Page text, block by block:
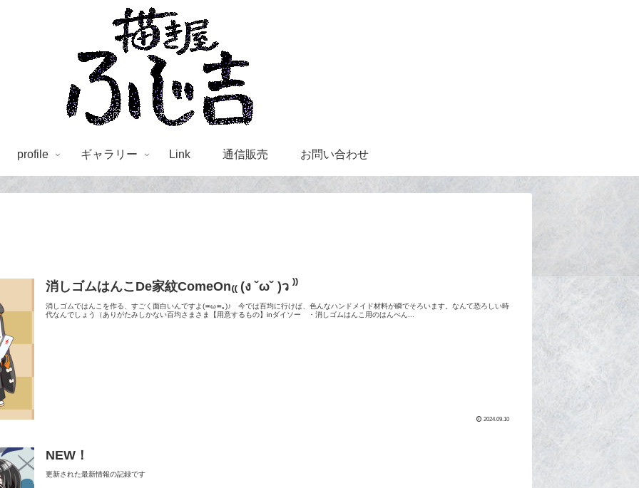
profile ギャラリー Link 通信販売 お問い合わせ
消しゴムはんこDe家紋ComeOn₍₍ (ง ˘ω˘ )ว ⁾⁾
消しゴムではんこを作る、すごく面白いんですよ(≖ω≖｡)♪ 今では百均に行けば、色んなハンドメイド材料が瞬でそろいます。なんて恐ろしい時
代なんでしょう（ありがたみしかない百均さまさま【用意するもの】inダイソー ・消しゴムはんこ用のはんぺん...
2024.09.10
NEW！
更新された最新情報の記録です